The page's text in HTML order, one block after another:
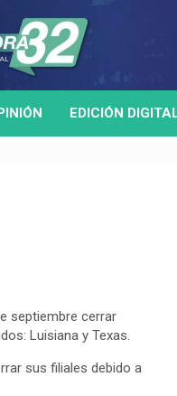
EDICIÓN
septiembre cerrar
Luisiana y Texas.
sus filiales debido a